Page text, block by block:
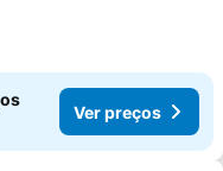
Ver preços